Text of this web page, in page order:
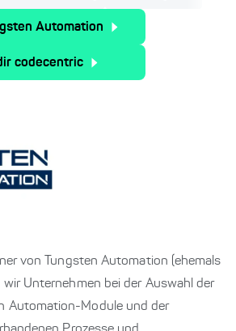
Automation
codecentric
von Tungsten Automation (ehemals
Unternehmen bei der Auswahl der
Automation-Module und der